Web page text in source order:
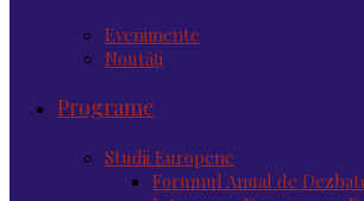
Evenimente
Noutăţi
Programe
Studii Europene
Forumul Anual de